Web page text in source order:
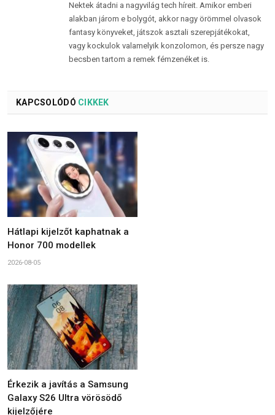
Nektek átadni a nagyvilág tech híreit. Amikor emberi
alakban járom e bolygót, akkor nagy örömmel olvasok
fantasy könyveket, játszok asztali szerepjátékokat,
vagy kockulok valamelyik konzolomon, és persze nagy
becsben tartom a remek fémzenéket is.
KAPCSOLÓDÓ CIKKEK
Hátlapi kijelzőt kaphatnak a
Honor 700 modellek
2026-08-05
Érkezik a javítás a Samsung
Galaxy S26 Ultra vörösödő
kijelzőjére